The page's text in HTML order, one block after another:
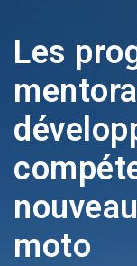
Les
moto